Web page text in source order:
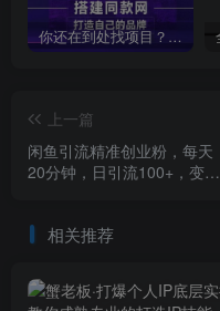
你还在到处找项目？还在当韭菜？我靠卖项目一个月收入5万+，曾经我也是个失败者。
上一篇
闲鱼引流精准创业粉，每天
20分钟，日引流100+，变现
相关推荐